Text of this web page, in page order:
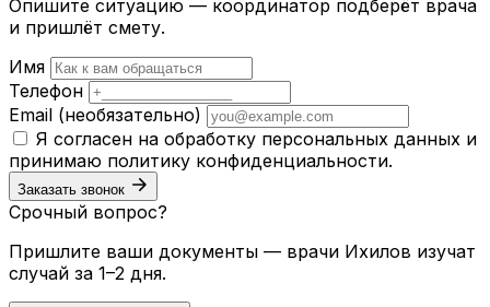
Опишите ситуацию — координатор подберёт врача
и пришлёт смету.
Имя
Телефон
Email (необязательно)
Я согласен на обработку персональных данных и
принимаю политику конфиденциальности.
Заказать звонок
Срочный вопрос?
Пришлите ваши документы — врачи Ихилов изучат
случай за 1–2 дня.